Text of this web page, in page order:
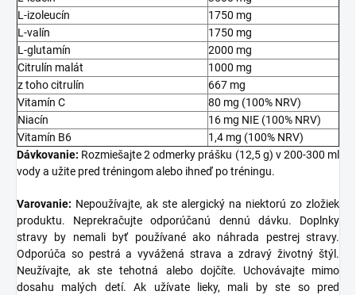
L-izoleucín
1750 mg
L-valín
1750 mg
L-glutamín
2000 mg
Citrulín malát
1000 mg
z toho citrulín
667 mg
Vitamín C
80 mg (100% NRV)
Niacín
16 mg NIE (100% NRV)
Vitamín B6
1,4 mg (100% NRV)
Dávkovanie: Rozmiešajte 2 odmerky prášku (12,5 g) v 200-300 ml
vody a užite pred tréningom alebo ihneď po tréningu.
Varovanie: Nepoužívajte, ak ste alergický na niektorú zo zložiek
produktu. Neprekračujte odporúčanú dennú dávku. Doplnky
stravy by nemali byť používané ako náhrada pestrej stravy.
Odporúča so pestrá a vyvážená strava a zdravý životný štýl.
Neužívajte, ak ste tehotná alebo dojčíte. Uchovávajte mimo
dosahu malých detí. Ak užívate lieky, mali by ste so pred